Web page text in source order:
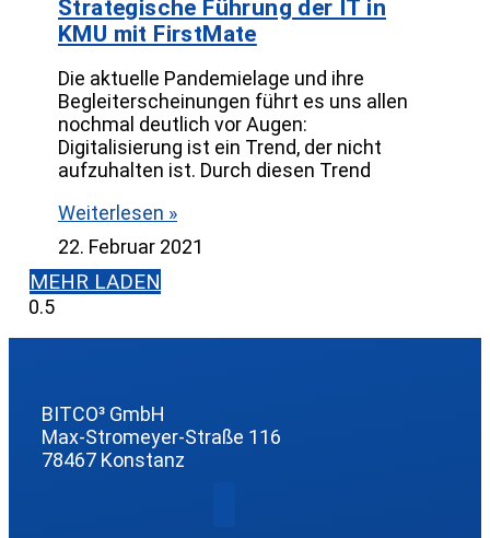
Strategische Führung der IT in
KMU mit FirstMate
Die aktuelle Pandemielage und ihre
Begleiterscheinungen führt es uns allen
nochmal deutlich vor Augen:
Digitalisierung ist ein Trend, der nicht
aufzuhalten ist. Durch diesen Trend
Weiterlesen »
22. Februar 2021
MEHR LADEN
BITCO³ GmbH
Max-Stromeyer-Straße 116
78467 Konstanz